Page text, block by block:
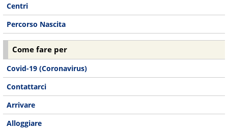
Centri
Percorso Nascita
Come fare per
Covid-19 (Coronavirus)
Contattarci
Arrivare
Alloggiare